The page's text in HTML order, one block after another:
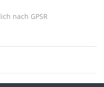
nach GPSR